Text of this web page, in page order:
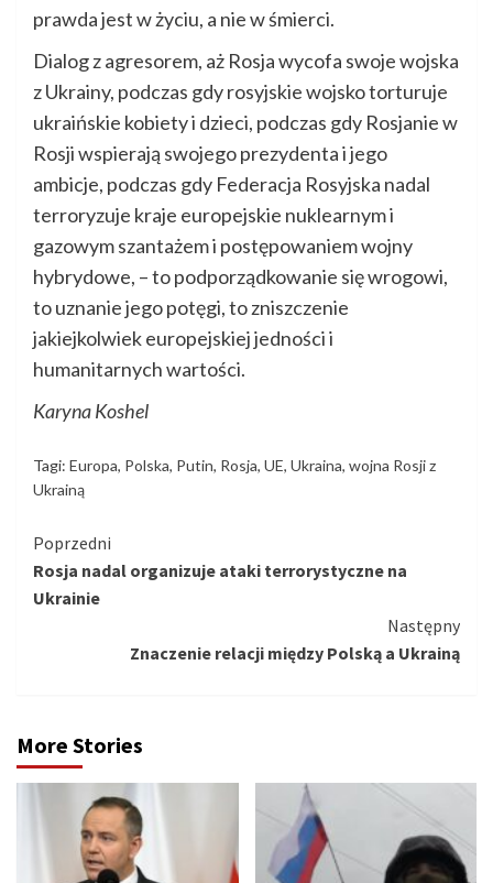
prawda jest w życiu, a nie w śmierci.
Dialog z agresorem, aż Rosja wycofa swoje wojska
z Ukrainy, podczas gdy rosyjskie wojsko torturuje
ukraińskie kobiety i dzieci, podczas gdy Rosjanie w
Rosji wspierają swojego prezydenta i jego
ambicje, podczas gdy Federacja Rosyjska nadal
terroryzuje kraje europejskie nuklearnym i
gazowym szantażem i postępowaniem wojny
hybrydowe, – to podporządkowanie się wrogowi,
to uznanie jego potęgi, to zniszczenie
jakiejkolwiek europejskiej jedności i
humanitarnych wartości.
Karyna Koshel
Tagi: Europa, Polska, Putin, Rosja, UE, Ukraina, wojna Rosji z
Ukrainą
Kontynuuj
czytanie
Poprzedni
Rosja nadal organizuje ataki terrorystyczne na
Ukrainie
Następny
Znaczenie relacji między Polską a Ukrainą
More Stories